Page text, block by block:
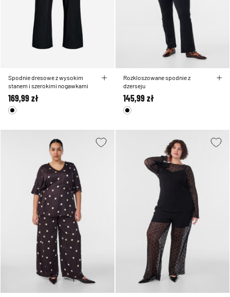
Spodnie dresowe z wysokim
stanem i szerokimi nogawkami
169,99 zł
Rozkloszowane spodnie z
dzerseju
145,99 zł